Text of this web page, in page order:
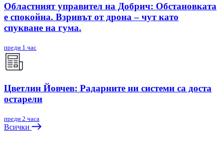
Областният управител на Добрич: Обстановката
е спокойна. Взривът от дрона – чут като
спукване на гума.
преди 1 час
Цветлин Йовчев: Радарните ни системи са доста
остарели
преди 2 часа
Всички